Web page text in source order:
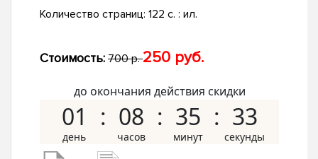
Количество страниц: 122 с. : ил.
Стоимость: 700 р.250 руб.
до окончания действия скидки
01 08 35 32